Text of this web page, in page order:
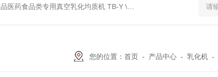
医药食品类专用真空乳化均质机 TB-Y \TB-SSID全自动圆瓶罐贴标机
您的位置： 首页 - 产品中心 - 乳化机 -